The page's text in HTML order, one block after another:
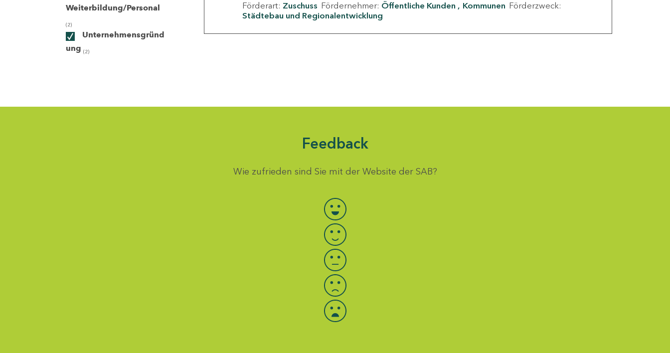
Weiterbildung/Personal
(2)
Unternehmensgründ
ung (2)
Förderart: Zuschuss Fördernehmer: Öffentliche Kunden Kommunen Förderzweck:
Städtebau und Regionalentwicklung
Feedback
Wie zufrieden sind Sie mit der Website der SAB?
Bewertung auswählen